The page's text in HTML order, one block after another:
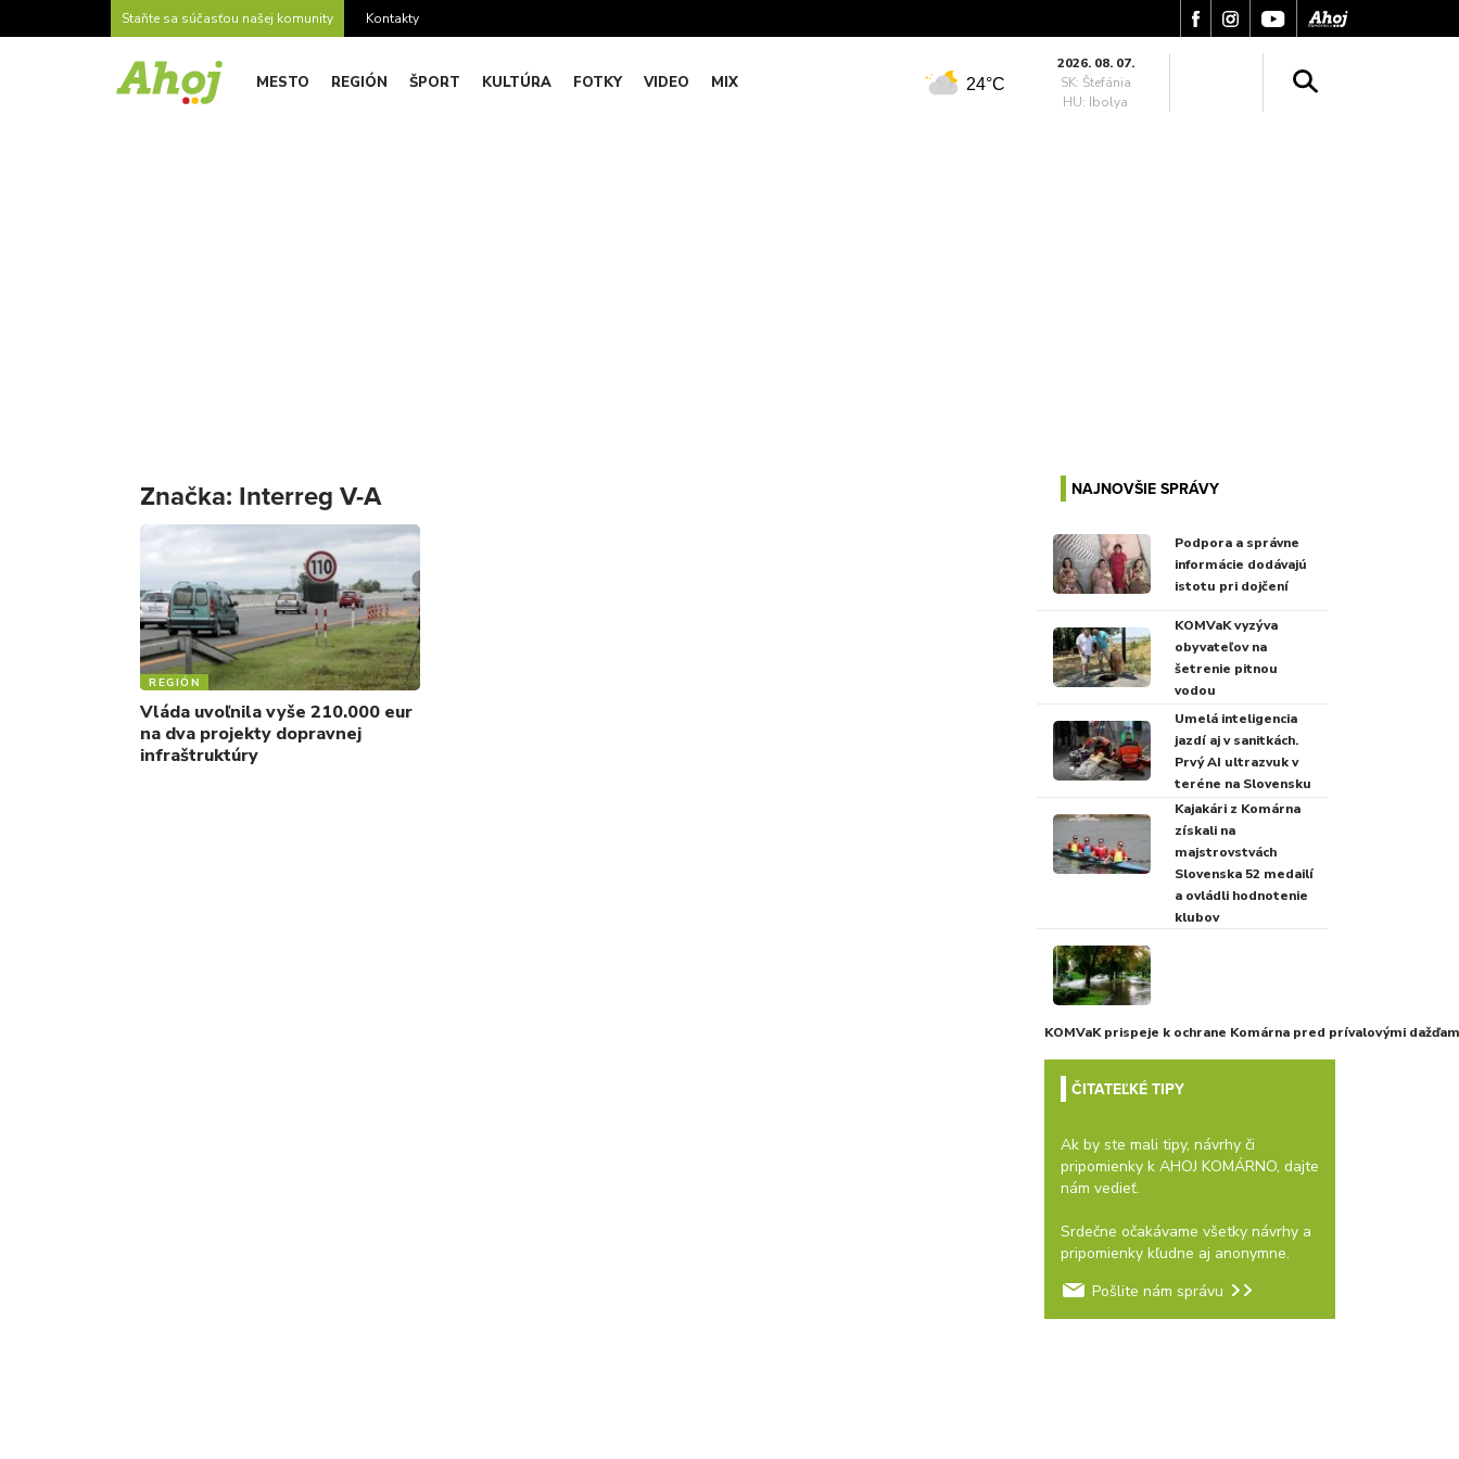
Staňte sa súčasťou našej komunity Kontakty
MESTO REGIÓN ŠPORT KULTÚRA FOTKY VIDEO MIX 24°C
2026. 08. 07.
SK: Štefánia
HU: Ibolya
Značka: Interreg V-A
REGIÓN
Vláda uvoľnila vyše 210.000 eur
na dva projekty dopravnej
infraštruktúry
NAJNOVŠIE SPRÁVY
Podpora a správne
informácie dodávajú
istotu pri dojčení
KOMVaK vyzýva
obyvateľov na
šetrenie pitnou
vodou
Umelá inteligencia
jazdí aj v sanitkách.
Prvý AI ultrazvuk v
teréne na Slovensku
Kajakári z Komárna
získali na
majstrovstvách
Slovenska 52 medailí
a ovládli hodnotenie
klubov
KOMVaK prispeje k ochrane Komárna pred prívalovými
ČITATEĽKÉ TIPY
Ak by ste mali tipy, návrhy či
pripomienky k AHOJ KOMÁRNO, dajte
nám vedieť.
Srdečne očakávame všetky návrhy a
pripomienky kľudne aj anonymne.
Pošlite nám správu